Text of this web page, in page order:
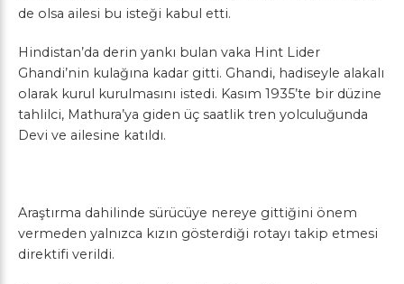
de olsa ailesi bu isteği kabul etti.
Hindistan’da derin yankı bulan vaka Hint Lider
Ghandi’nin kulağına kadar gitti. Ghandi, hadiseyle alakalı
olarak kurul kurulmasını istedi. Kasım 1935’te bir düzine
tahlilci, Mathura’ya giden üç saatlik tren yolculuğunda
Devi ve ailesine katıldı.
Araştırma dahilinde sürücüye nereye gittiğini önem
vermeden yalnızca kızın gösterdiği rotayı takip etmesi
direktifi verildi.